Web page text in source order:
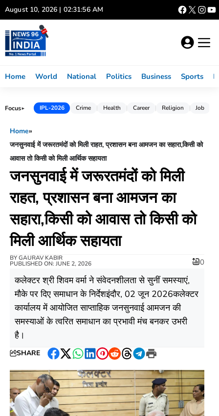
Skip
to
content
August 10, 2026 | 02:31:57 AM
Home World National Politics Business Sports
Focus► IPL-2026 Crime Health Career Religion Job
Home»
जनसुनवाई में जरूरतमंदों को मिली राहत, प्रशासन बना आमजन का सहारा,किसी को
आवास तो किसी को मिली आर्थिक सहायता
जनसुनवाई में जरूरतमंदों को मिली
राहत, प्रशासन बना आमजन का
सहारा,किसी को आवास तो किसी को
मिली आर्थिक सहायता
BYGAURAV KABIR
PUBLISHED ON: JUNE 2, 2026 0
कलेक्टर श्री शिवम वर्मा ने संवेदनशीलता से सुनीं समस्याएं,
मौके पर दिए समाधान के निर्देशइंदौर, 02 जून 2026कलेक्टर
कार्यालय में आयोजित साप्ताहिक जनसुनवाई आमजन की
समस्याओं के त्वरित समाधान का प्रभावी मंच बनकर उभरी
है।
SHARE
Facebook
Twitter
WhatsApp
LinkedIn
Pinterest
RedditThreads
Telegram
Print